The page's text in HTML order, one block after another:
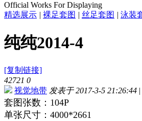
Official Works For Displaying
精选展示 | 裸足套图 | 丝足套图 | 泳装
纯纯2014-4
[复制链接]
42721 0
视觉地带 发表于 2017-3-5 21:26:44 |
套图张数：104P
单张尺寸：4000*2661